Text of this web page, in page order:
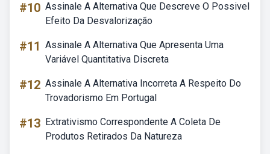
#10 Assinale A Alternativa Que Descreve O Possivel
Efeito Da Desvalorização
#11 Assinale A Alternativa Que Apresenta Uma
Variável Quantitativa Discreta
#12 Assinale A Alternativa Incorreta A Respeito Do
Trovadorismo Em Portugal
#13 Extrativismo Correspondente A Coleta De
Produtos Retirados Da Natureza